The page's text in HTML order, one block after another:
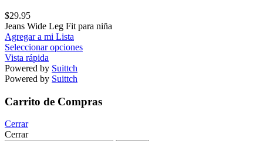
$29.95
Jeans Wide Leg Fit para niña
Agregar a mi Lista
Seleccionar opciones
Vista rápida
Powered by Suittch
Powered by Suittch
Carrito de Compras
Cerrar
Cerrar